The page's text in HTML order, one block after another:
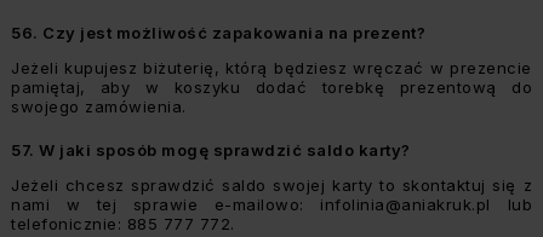
56. Czy jest możliwość zapakowania na prezent?
Jeżeli kupujesz biżuterię, którą będziesz wręczać w prezencie
pamiętaj, aby w koszyku dodać torebkę prezentową do
swojego zamówienia.
57. W jaki sposób mogę sprawdzić saldo karty?
Jeżeli chcesz sprawdzić saldo swojej karty to skontaktuj się z
nami w tej sprawie e-mailowo: infolinia@aniakruk.pl
lub
telefonicznie: 885 777 772.